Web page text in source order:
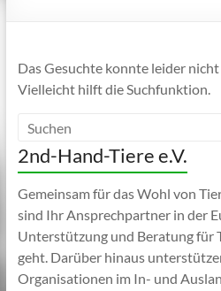
Das Gesuchte konnte leider
Vielleicht hilft die Suchfunktion.
2nd-Hand-Tiere e.V.
Gemeinsam für das Wohl von
sind Ihr Ansprechpartner in der
Unterstützung und Beratung für
geht. Darüber hinaus
Organisationen im In- und